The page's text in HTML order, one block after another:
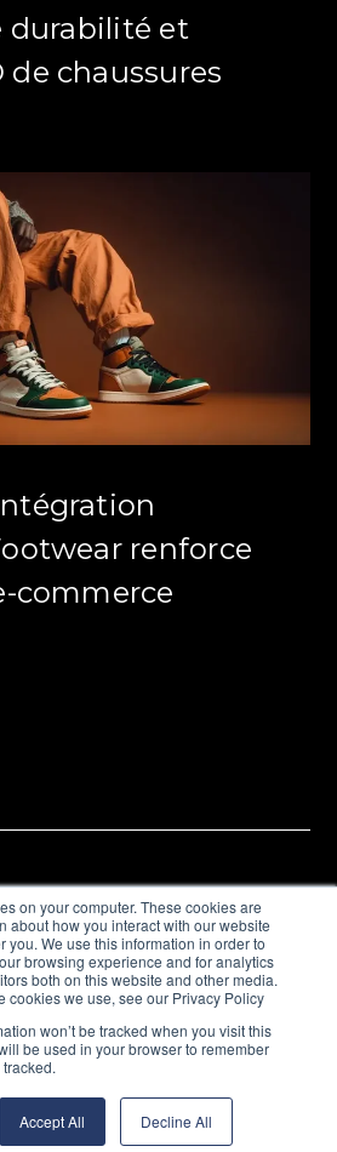
on your computer. These cookies are
about how you interact with our website
you. We use this information in order to
browsing experience and for analytics
both on this website and other media.
cookies we use, see our Privacy Policy
won’t be tracked when you visit this
be used in your browser to remember
Accept All Decline All
durabilité et
de chaussures
renforce
commerce
3D